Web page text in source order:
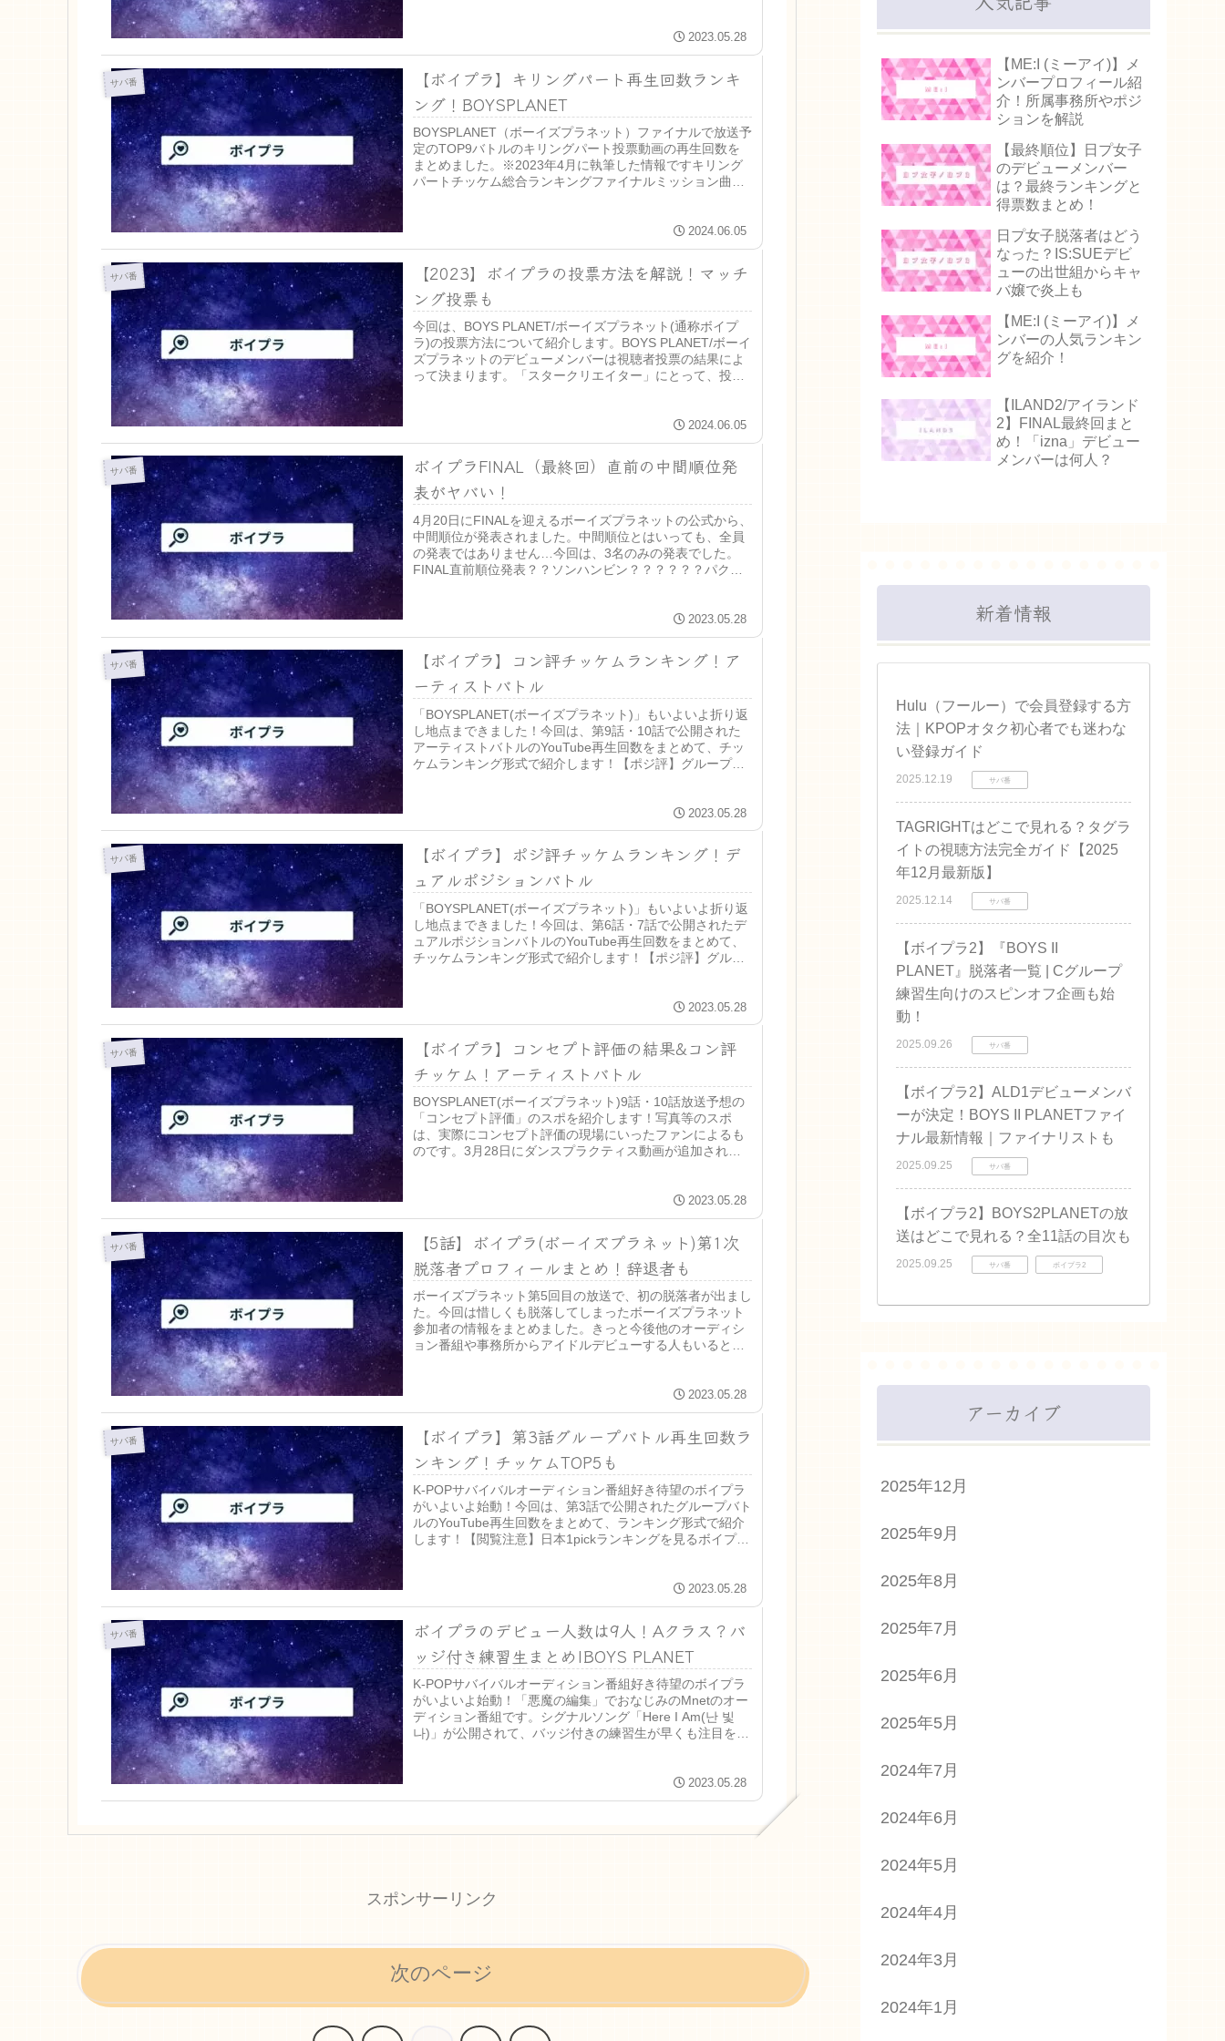
2023.05.28
サバ番
【ボイプラ】キリングパート再生回数ランキ
ング！BOYSPLANET
BOYSPLANET（ボーイズプラネット）ファイナルで放送予
定のTOP9バトルのキリングパート投票動画の再生回数を
まとめました。※2023年4月に執筆した情報ですキリング
パートチッケム総合ランキングファイナルミッション曲の
2024.06.05
サバ番
【2023】ボイプラの投票方法を解説！マッチ
ング投票も
今回は、BOYS PLANET/ボーイズプラネット(通称ボイプ
ラ)の投票方法について紹介します。BOYS PLANET/ボーイ
ズプラネットのデビューメンバーは視聴者投票の結果によ
って決まります。「スタークリエイター」にとって、投票
2024.06.05
サバ番
ボイプラFINAL（最終回）直前の中間順位発
表がヤバい！
4月20日にFINALを迎えるボーイズプラネットの公式から、
中間順位が発表されました。中間順位とはいっても、全員
の発表ではありません…今回は、3名のみの発表でした。
FINAL直前順位発表？？ソンハンビン？？？？？？パクハ
2023.05.28
サバ番
【ボイプラ】コン評チッケムランキング！ア
ーティストバトル
「BOYSPLANET(ボーイズプラネット)」もいよいよ折り返
し地点まできました！今回は、第9話・10話で公開された
アーティストバトルのYouTube再生回数をまとめて、チッ
ケムランキング形式で紹介します！【ポジ評】グループ別
2023.05.28
サバ番
【ボイプラ】ポジ評チッケムランキング！デ
ュアルポジションバトル
「BOYSPLANET(ボーイズプラネット)」もいよいよ折り返
し地点まできました！今回は、第6話・7話で公開されたデ
ュアルポジションバトルのYouTube再生回数をまとめて、
チッケムランキング形式で紹介します！【ポジ評】グルー
2023.05.28
サバ番
【ボイプラ】コンセプト評価の結果&コン評
チッケム！アーティストバトル
BOYSPLANET(ボーイズプラネット)9話・10話放送予想の
「コンセプト評価」のスポを紹介します！写真等のスポ
は、実際にコンセプト評価の現場にいったファンによるも
のです。3月28日にダンスプラクティス動画が追加されま
2023.05.28
サバ番
【5話】ボイプラ(ボーイズプラネット)第1次
脱落者プロフィールまとめ！辞退者も
ボーイズプラネット第5回目の放送で、初の脱落者が出まし
た。今回は惜しくも脱落してしまったボーイズプラネット
参加者の情報をまとめました。きっと今後他のオーディシ
ョン番組や事務所からアイドルデビューする人もいると思
2023.05.28
サバ番
【ボイプラ】第3話グループバトル再生回数ラ
ンキング！チッケムTOP5も
K-POPサバイバルオーディション番組好き待望のボイプラ
がいよいよ始動！今回は、第3話で公開されたグループバト
ルのYouTube再生回数をまとめて、ランキング形式で紹介
します！【閲覧注意】日本1pickランキングを見るボイプラ
2023.05.28
サバ番
ボイプラのデビュー人数は9人！Aクラス？バ
ッジ付き練習生まとめ|BOYS PLANET
K-POPサバイバルオーディション番組好き待望のボイプラ
がいよいよ始動！「悪魔の編集」でおなじみのMnetのオー
ディション番組です。シグナルソング「Here I Am(난 빛
나)」が公開されて、バッジ付きの練習生が早くも注目を集
2023.05.28
スポンサーリンク
次のページ
【ME:I (ミーアイ)】メ
ンバープロフィール紹
介！所属事務所やポジ
ションを解説
【最終順位】日プ女子
のデビューメンバー
は？最終ランキングと
得票数まとめ！
日プ女子脱落者はどう
なった？IS:SUEデビ
ューの出世組からキャ
バ嬢で炎上も
【ME:I (ミーアイ)】メ
ンバーの人気ランキン
グを紹介！
【ILAND2/アイランド
2】FINAL最終回まと
め！「izna」デビュー
メンバーは何人？
新着情報
Hulu（フールー）で会員登録する方
法｜KPOPオタク初心者でも迷わな
い登録ガイド
2025.12.19 サバ番
TAGRIGHTはどこで見れる？タグラ
イトの視聴方法完全ガイド【2025
年12月最新版】
2025.12.14 サバ番
【ボイプラ2】『BOYS II
PLANET』脱落者一覧 | Cグループ
練習生向けのスピンオフ企画も始
動！
2025.09.26 サバ番
【ボイプラ2】ALD1デビューメンバ
ーが決定！BOYS II PLANETファイ
ナル最新情報｜ファイナリストも
2025.09.25 サバ番
【ボイプラ2】BOYS2PLANETの放
送はどこで見れる？全11話の目次も
2025.09.25 サバ番 ボイプラ2
アーカイブ
2025年12月
2025年9月
2025年8月
2025年7月
2025年6月
2025年5月
2024年7月
2024年6月
2024年5月
2024年4月
2024年3月
2024年1月